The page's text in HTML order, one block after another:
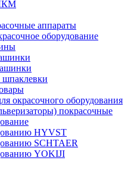
аппараты
оборудование
шпаклевки
окрасочного оборудования
покрасочные
HYVST
SCHTAER
YOKIJI